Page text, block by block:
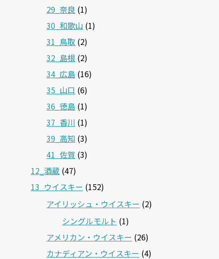
29_奈良 (1)
30_和歌山 (1)
31_鳥取 (2)
32_島根 (2)
34_広島 (16)
35_山口 (6)
36_徳島 (1)
37_香川 (1)
39_高知 (3)
41_佐賀 (3)
12‗酒蔵 (47)
13_ウイスキー (152)
アイリッシュ・ウイスキー (2)
シングルモルト (1)
アメリカン・ウイスキー (26)
カナディアン・ウイスキー (4)